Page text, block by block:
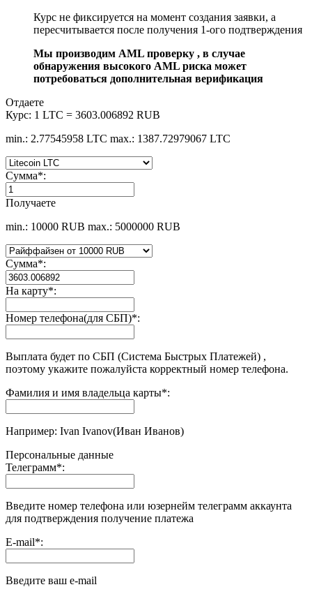
Курс не фиксируется на момент создания заявки, а
пересчитывается после получения 1-ого подтверждения
Мы производим AML проверку , в случае
обнаружения высокого AML риска может
потребоваться дополнительная верификация
Отдаете
Курс: 1 LTC = 3603.006892 RUB
min.: 2.77545958 LTC max.: 1387.72979067 LTC
Сумма*:
Получаете
min.: 10000 RUB max.: 5000000 RUB
Сумма*:
На карту*:
Номер телефона(для СБП)*:
Выплата будет по СБП (Система Быстрых Платежей) ,
поэтому укажите пожалуйста корректный номер телефона.
Фамилия и имя владельца карты*:
Например: Ivan Ivanov(Иван Иванов)
Персональные данные
Телеграмм*:
Введите номер телефона или юзернейм телеграмм аккаунта
для подтверждения получение платежа
E-mail*:
Введите ваш e-mail